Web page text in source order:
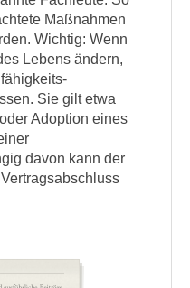
Maßnahmen
Wichtig: Wenn
Lebens ändern,
Sie gilt etwa
Adoption eines
davon kann der